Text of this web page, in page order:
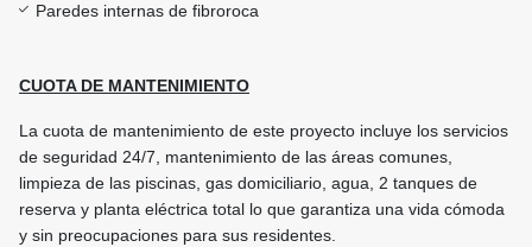
Paredes internas de fibroroca
CUOTA DE MANTENIMIENTO
La cuota de mantenimiento de este proyecto incluye los servicios
de seguridad 24/7, mantenimiento de las áreas comunes,
limpieza de las piscinas, gas domiciliario, agua, 2 tanques de
reserva y planta eléctrica total lo que garantiza una vida cómoda
y sin preocupaciones para sus residentes.